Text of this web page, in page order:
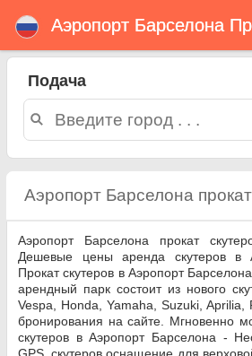
Аэропорт
прокат скутеров
Аэропорт Барселона прокат скутеров - ставки аренды. Дешевые цены
скутеров в Аэропорт Барселона. Аэропорт Барселона арендный парк
Аэропорт Барселона - Неограниченный пробег, GPS, скутеров оснащение
Подача
Аэропорт Барселона
Аэропорт Барселона прокат
Дешевые цены аренда скутеров в
Прокат скутеров в Аэропорт
арендный парк состоит из нового
Vespa, Honda, Yamaha, Suzuki, Aprilia,
бронирования на сайте. Мгновенно
скутеров в Аэропорт Барселона -
GPS, скутеров оснащение для